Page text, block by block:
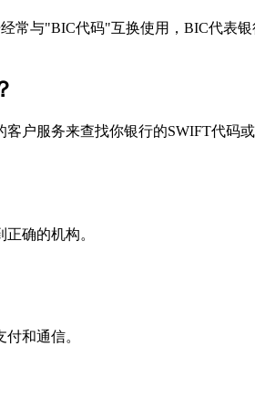
常与"BIC代码"互换使用，BIC代表
户服务来查找你银行的SWIFT代码
确的机构。
和通信。